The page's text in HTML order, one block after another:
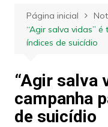
Página inicial
“Agir salva vidas”
índices de suicídio
“Agir salva
campanha
de suicídio